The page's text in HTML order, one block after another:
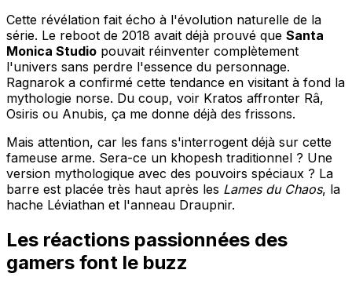
Cette révélation fait écho à l'évolution naturelle de la
série. Le reboot de 2018 avait déjà prouvé que Santa
Monica Studio pouvait réinventer complètement
l'univers sans perdre l'essence du personnage.
Ragnarok a confirmé cette tendance en visitant à fond la
mythologie norse. Du coup, voir Kratos affronter Râ,
Osiris ou Anubis, ça me donne déjà des frissons.
Mais attention, car les fans s'interrogent déjà sur cette
fameuse arme. Sera-ce un khopesh traditionnel ? Une
version mythologique avec des pouvoirs spéciaux ? La
barre est placée très haut après les Lames du Chaos, la
hache Léviathan et l'anneau Draupnir.
Les réactions passionnées des
gamers font le buzz